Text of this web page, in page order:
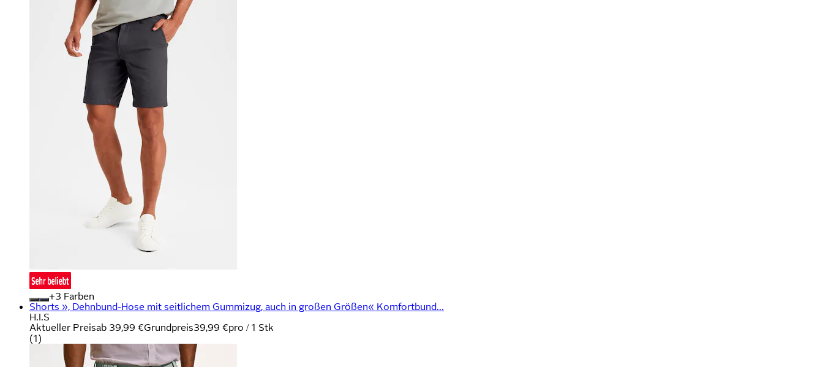
+
Farben
Shorts », Dehnbund-Hose mit seitlichem Gummizug, auch in großen Größen« Komfortbund...
H.I.S
Aktueller Preisab 39,99 €Grundpreis39,99 €pro / 1 Stk
(1)